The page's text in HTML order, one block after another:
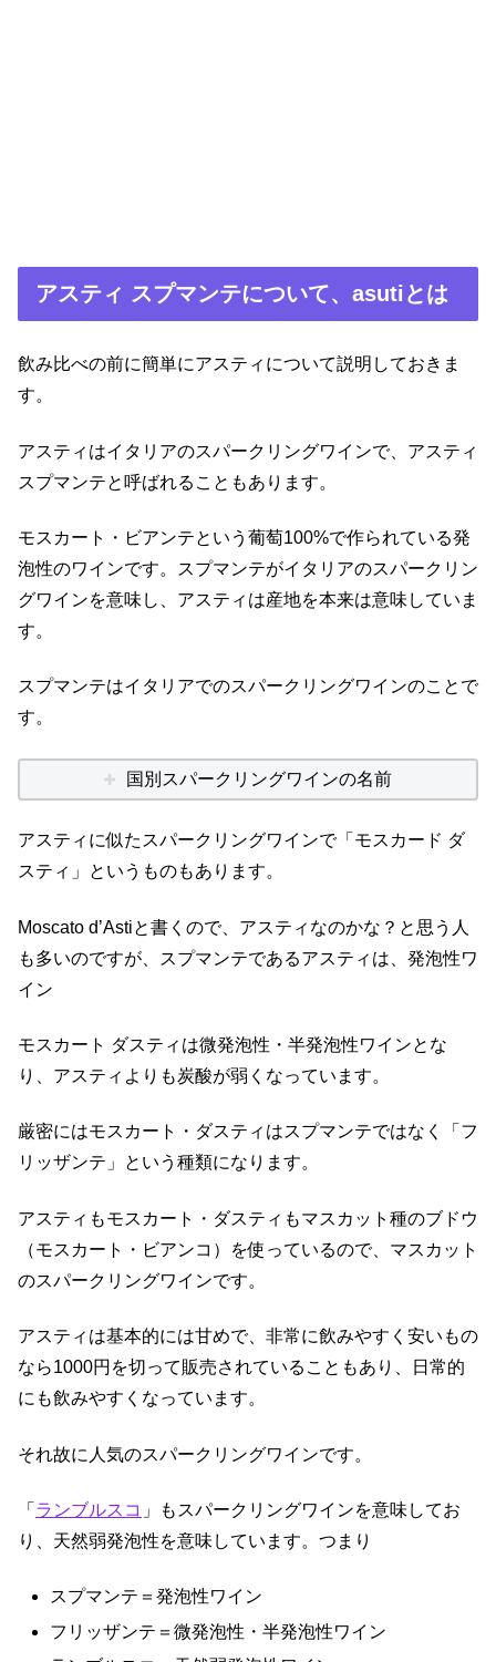
アスティ スプマンテについて、asutiとは
飲み比べの前に簡単にアスティについて説明しておきま
す。
アスティはイタリアのスパークリングワインで、アスティ
スプマンテと呼ばれることもあります。
モスカート・ビアンテという葡萄100%で作られている発
泡性のワインです。スプマンテがイタリアのスパークリン
グワインを意味し、アスティは産地を本来は意味していま
す。
スプマンテはイタリアでのスパークリングワインのことで
す。
国別スパークリングワインの名前
アスティに似たスパークリングワインで「モスカード ダ
スティ」というものもあります。
Moscato d’Astiと書くので、アスティなのかな？と思う人
も多いのですが、スプマンテであるアスティは、発泡性ワ
イン
モスカート ダスティは微発泡性・半発泡性ワインとな
り、アスティよりも炭酸が弱くなっています。
厳密にはモスカート・ダスティはスプマンテではなく「フ
リッザンテ」という種類になります。
アスティもモスカート・ダスティもマスカット種のブドウ
（モスカート・ビアンコ）を使っているので、マスカット
のスパークリングワインです。
アスティは基本的には甘めで、非常に飲みやすく安いもの
なら1000円を切って販売されていることもあり、日常的
にも飲みやすくなっています。
それ故に人気のスパークリングワインです。
「 ランブルスコ 」もスパークリングワインを意味してお
り、天然弱発泡性を意味しています。つまり
スプマンテ＝発泡性ワイン
フリッザンテ＝微発泡性・半発泡性ワイン